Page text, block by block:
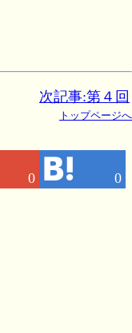
次記事:第４回
トップページへ
0 0